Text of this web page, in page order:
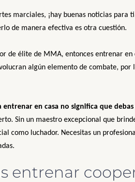
marciales, ¡hay buenas noticias para
de manera efectiva es otra cuestión.
de élite de MMA, entonces entrenar en
algún elemento de combate, por
en casa no significa que
Sin un maestro excepcional que
como luchador. Necesitas un
entrenar